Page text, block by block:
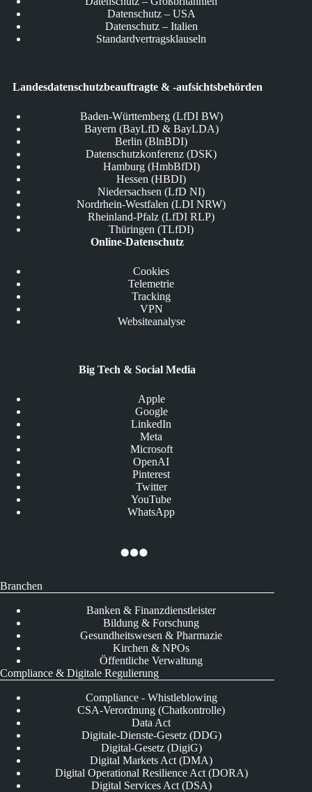
Datenschutz – USA
Datenschutz – Italien
Standardvertragsklauseln
Landesdatenschutzbeauftragte & -aufsichtsbehörden
Baden-Württemberg (LfDI BW)
Bayern (BayLfD & BayLDA)
Berlin (BlnBDI)
Datenschutzkonferenz (DSK)
Hamburg (HmbBfDI)
Hessen (HBDI)
Niedersachsen (LfD NI)
Nordrhein-Westfalen (LDI NRW)
Rheinland-Pfalz (LfDI RLP)
Thüringen (TLfDI)
Online-Datenschutz
Cookies
Telemetrie
Tracking
VPN
Websiteanalyse
Big Tech & Social Media
Apple
Google
LinkedIn
Meta
Microsoft
OpenAI
Pinterest
Twitter
YouTube
WhatsApp
Branchen
Banken & Finanzdienstleister
Bildung & Forschung
Gesundheitswesen & Pharmazie
Kirchen & NPOs
Öffentliche Verwaltung
Compliance & Digitale Regulierung
Compliance - Whistleblowing
CSA-Verordnung (Chatkontrolle)
Data Act
Digitale-Dienste-Gesetz (DDG)
Digital-Gesetz (DigiG)
Digital Markets Act (DMA)
Digital Operational Resilience Act (DORA)
Digital Services Act (DSA)